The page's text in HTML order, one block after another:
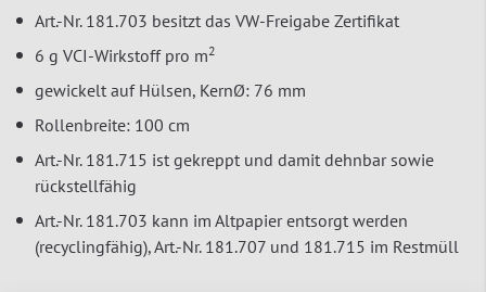
Art.-Nr. 181.703 besitzt das VW-Freigabe Zertifikat
6 g VCI-Wirkstoff pro m2
gewickelt auf Hülsen, KernØ: 76 mm
Rollenbreite: 100 cm
Art.-Nr. 181.715 ist gekreppt und damit dehnbar sowie
rückstellfähig
Art.-Nr. 181.703 kann im Altpapier entsorgt werden
(recyclingfähig), Art.-Nr. 181.707 und 181.715 im Restmüll